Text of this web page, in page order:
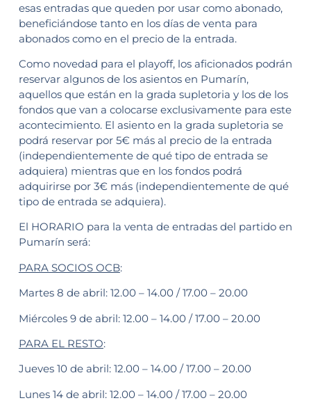
esas entradas que queden por usar como abonado,
beneficiándose tanto en los días de venta para
abonados como en el precio de la entrada.
Como novedad para el playoff, los aficionados podrán
reservar algunos de los asientos en Pumarín,
aquellos que están en la grada supletoria y los de los
fondos que van a colocarse exclusivamente para este
acontecimiento. El asiento en la grada supletoria se
podrá reservar por 5€ más al precio de la entrada
(independientemente de qué tipo de entrada se
adquiera) mientras que en los fondos podrá
adquirirse por 3€ más (independientemente de qué
tipo de entrada se adquiera).
El HORARIO para la venta de entradas del partido en
Pumarín será:
PARA SOCIOS OCB:
Martes 8 de abril: 12.00 – 14.00 / 17.00 – 20.00
Miércoles 9 de abril: 12.00 – 14.00 / 17.00 – 20.00
PARA EL RESTO:
Jueves 10 de abril: 12.00 – 14.00 / 17.00 – 20.00
Lunes 14 de abril: 12.00 – 14.00 / 17.00 – 20.00